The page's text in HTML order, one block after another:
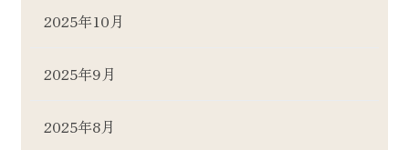
2025年10月
2025年9月
2025年8月